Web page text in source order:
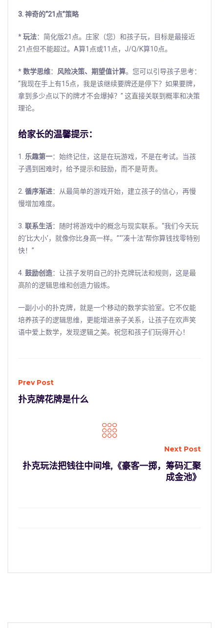
3. 神奇的“21点”策略
*玩法：简化版21点。庄家（您）和孩子玩，目标是最接近
21点但不能超过。A算1点或11点，J/Q/K算10点。
*数学思维： 风险决策、期望值计算。您可以引导孩子思考：
“我现在手上有15点，我是该继续要牌还是停下？如果要牌，
拿到多少点以下的牌才不会爆掉？” 这直接关联到概率和决策
理论。
给家长的温馨提示：
1.乐趣第一：始终记住，这是在玩游戏，不是在考试。当孩
子遇到困难时，给予提示和鼓励，而不是苛责。
2.循序渐进：从最简单的游戏开始，建立孩子的信心，再慢
慢增加难度。
3.联系生活：随时将游戏中的概念与现实联系。“我们今天玩
的‘比大小’，就像你比身高一样。”“‘凑十法’帮你算钱找零特别
快！”
4.鼓励创造：让孩子发明自己的扑克牌玩法和规则，这是最
高阶的逻辑思维和创造力锻炼。
一副小小的扑克牌，就是一个移动的数学实验室。它不仅能
培养孩子的逻辑思维，更能增进亲子关系，让孩子在欢声笑
语中爱上数学，发现逻辑之美。祝您和孩子们玩得开心！
Prev Post
扑克牌花牌是什么
Next Post
扑克玩法把钱往中间堆,《豪客一掷，筹码汇聚
成金池》